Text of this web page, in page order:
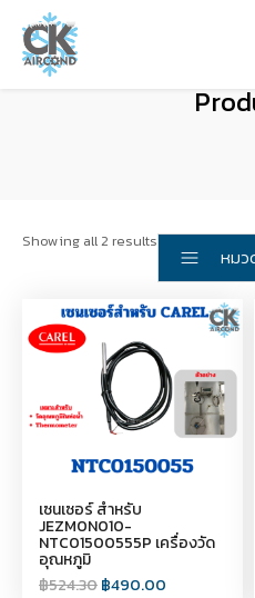
Showing all 2 results
หมว
เซนเซอร์ สำหรับ
JEZM0N010-
NTC01500555P เครื่องวัด
อุณหภูมิ
฿524.30฿490.00